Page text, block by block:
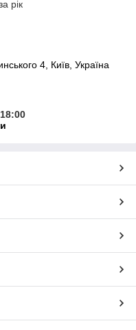
рік
4, Київ, Україна